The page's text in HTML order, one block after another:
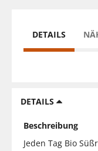
DETAILS
DETAILS
Beschreibung
Jeden Tag Bio